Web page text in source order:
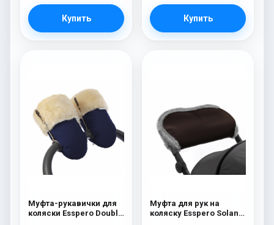
Купить Купить
Муфта-рукавички для
коляски Esspero Double
Муфта для рук на
коляску Esspero Solana